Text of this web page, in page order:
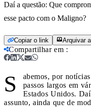
Daí a questão: Que
esse pacto com o Maligno?
Copiar o link Arquivar
Compartilhar em :
S
abemos, por
passos largos em
Estados Unidos.
assunto, ainda que de